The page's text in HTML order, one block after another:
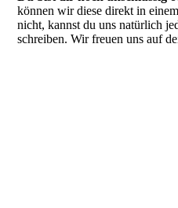
können wir diese direkt in
nicht, kannst du uns natürlich
schreiben. Wir freuen uns auf